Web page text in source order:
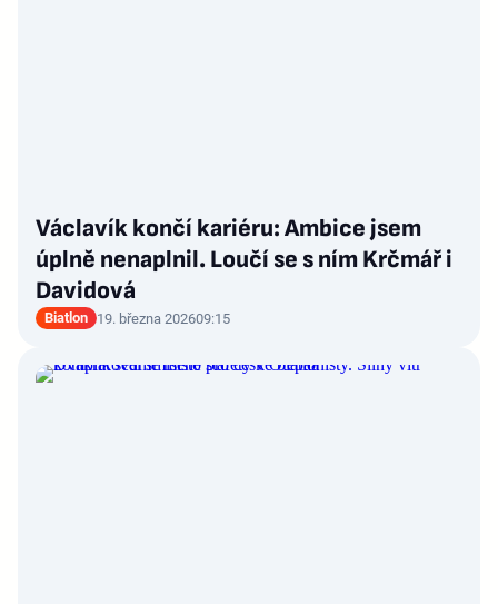
Václavík končí kariéru: Ambice jsem
úplně nenaplnil. Loučí se s ním Krčmář i
Davidová
Biatlon 19. března 202609:15